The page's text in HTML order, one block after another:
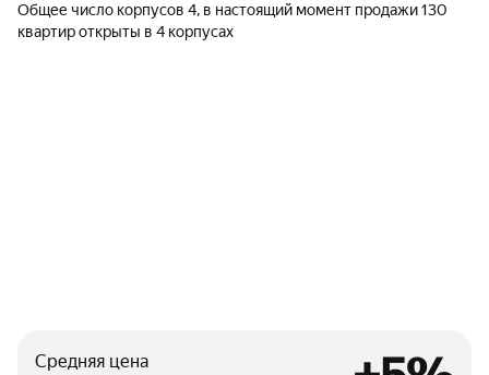
Общее число корпусов 4, в настоящий момент продажи 130
квартир открыты в 4 корпусах
Средняя цена